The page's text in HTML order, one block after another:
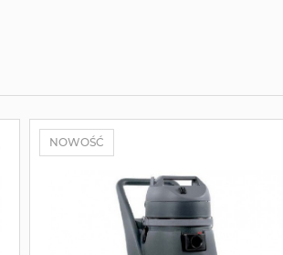
NOWOŚĆ